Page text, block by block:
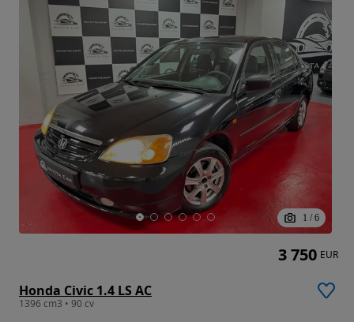
1 / 6
Honda Civic 1.4 LS AC
1396 cm3 • 90 cv
3 750 EUR